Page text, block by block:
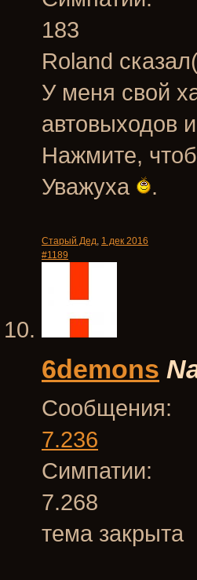
183
Roland
У меня свой
автовыходов
Нажмите,
Уважуха
.
Старый Дед, 1 дек 2016
#1189
6demons
Сообщения:
7.236
Симпатии:
7.268
тема закрыта